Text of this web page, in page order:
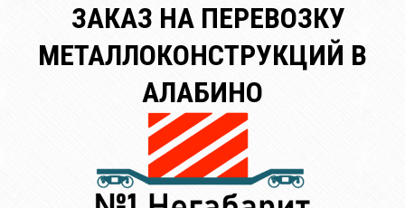
ЗАКАЗ НА ПЕРЕВОЗКУ
МЕТАЛЛОКОНСТРУКЦИЙ В
АЛАБИНО